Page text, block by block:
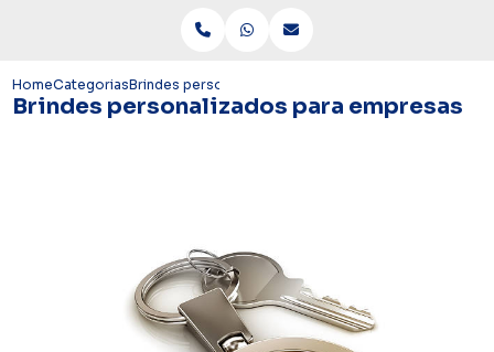
HomeCategoriasBrindes personalizados para empresas
Brindes personalizados para empresas